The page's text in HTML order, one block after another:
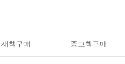
새책구매 중고책구매